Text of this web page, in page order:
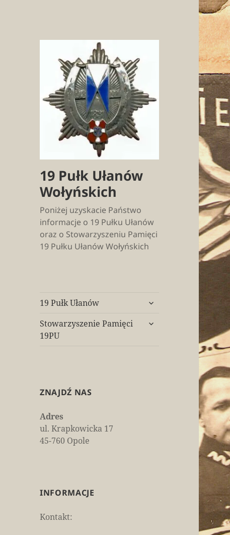
19 Pułk Ułanów
Wołyńskich
Poniżej uzyskacie Państwo
informacje o 19 Pułku Ułanów
oraz o Stowarzyszeniu Pamięci
19 Pułku Ułanów Wołyńskich
19 Pułk Ułanów
rozwiń
potomne
Stowarzyszenie Pamięci
19PU
rozwiń
ZNAJDŹ NAS
Adres
ul. Krapkowicka 17
45-760 Opole
INFORMACJE
Kontakt: